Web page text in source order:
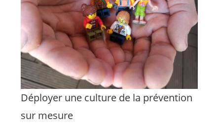
Déployer une culture de la prévention
sur mesure